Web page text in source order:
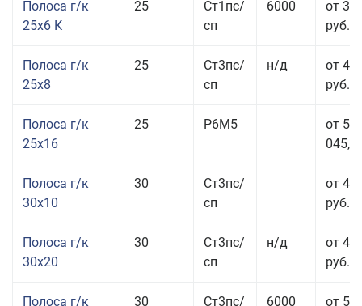
Полоса г/к
25x6 К
25
Ст1пс/
сп
6000
от 35
руб.
Полоса г/к
25x8
25
Ст3пс/
сп
н/д
от 44
руб.
Полоса г/к
25x16
25 Р6М5
от
Полоса г/к
30x10
30
Ст3пс/
сп
от 46
руб.
Полоса г/к
30x20
30
Ст3пс/
сп
н/д
от 44
руб.
Полоса г/к 30 Ст3пс/ 6000 от 50